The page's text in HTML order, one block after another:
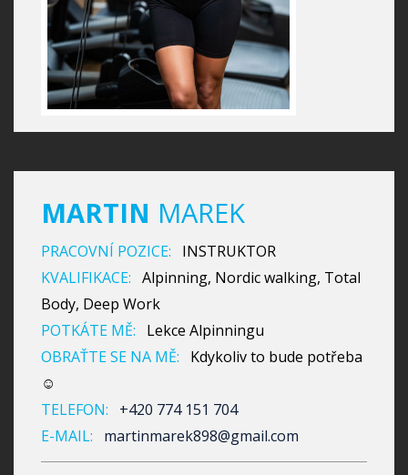
MARTIN MAREK
PRACOVNÍ POZICE:
INSTRUKTOR
KVALIFIKACE: Alpinning, Nordic walking, Total
Body, Deep Work
POTKÁTE MĚ:
Lekce Alpinningu
OBRAŤTE SE NA MĚ:
Kdykoliv to bude potřeba
☺
TELEFON:
+420 774 151 704
E-MAIL:
martinmarek898@gmail.com